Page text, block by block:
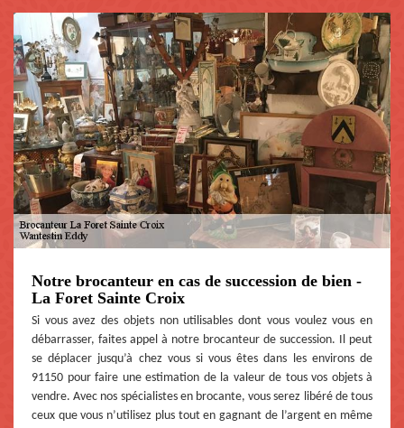
Notre brocanteur en cas de succession de bien -
La Foret Sainte Croix
Si vous avez des objets non utilisables dont vous voulez vous en
débarrasser, faites appel à notre brocanteur de succession. Il peut
se déplacer jusqu’à chez vous si vous êtes dans les environs de
91150 pour faire une estimation de la valeur de tous vos objets à
vendre. Avec nos spécialistes en brocante, vous serez libéré de tous
ceux que vous n’utilisez plus tout en gagnant de l’argent en même